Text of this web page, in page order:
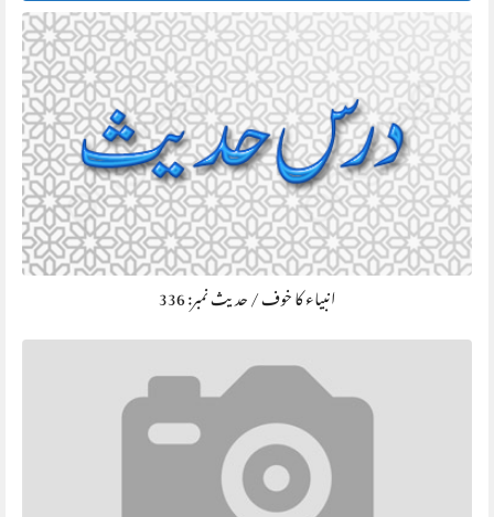
انبیاء کا خوف / حديث نمبر: 336